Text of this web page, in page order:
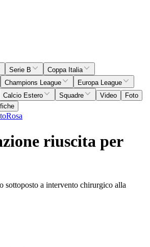
Serie B
Coppa Italia
Champions League
Europa League
Calcio Estero Squadre Video
Foto
Rosa
riuscita per
sottoposto a intervento chirurgico alla